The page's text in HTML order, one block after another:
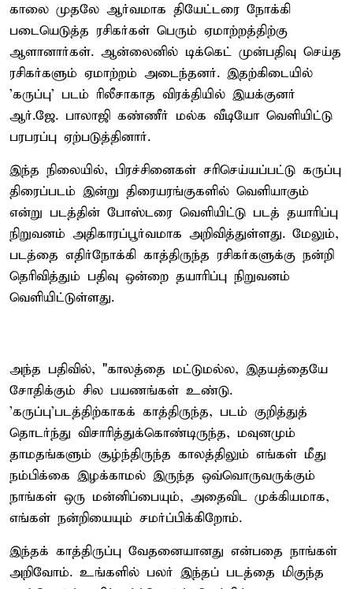
காலை முதலே ஆர்வமாக தியேட்டரை நோக்கி
படையெடுத்த ரசிகர்கள் பெரும் ஏமாற்றத்திற்கு
ஆளானார்கள். ஆன்லைனில் டிக்கெட் முன்பதிவு செய்த
ரசிகர்களும் ஏமாற்றம் அடைந்தனர். இதற்கிடையில்
'கருப்பு' படம் ரிலீசாகாத விரக்தியில் இயக்குனர்
ஆர்.ஜே. பாலாஜி கண்ணீர் மல்க வீடியோ வெளியிட்டு
பரபரப்பு ஏற்படுத்தினார்.
இந்த நிலையில், பிரச்சினைகள் சரிசெய்யப்பட்டு கருப்பு
திரைப்படம் இன்று திரையரங்குகளில் வெளியாகும்
என்று படத்தின் போஸ்டரை வெளியிட்டு படத் தயாரிப்பு
நிறுவனம் அதிகாரப்பூர்வமாக அறிவித்துள்ளது. மேலும்,
படத்தை எதிர்நோக்கி காத்திருந்த ரசிகர்களுக்கு நன்றி
தெரிவித்தும் பதிவு ஒன்றை தயாரிப்பு நிறுவனம்
வெளியிட்டுள்ளது.
அந்த பதிவில், "காலத்தை மட்டுமல்ல, இதயத்தையே
சோதிக்கும் சில பயணங்கள் உண்டு.
'கருப்பு'படத்திற்காகக் காத்திருந்த, படம் குறித்துத்
தொடர்ந்து விசாரித்துக்கொண்டிருந்த, மவுனமும்
தாமதங்களும் சூழ்ந்திருந்த காலத்திலும் எங்கள் மீது
நம்பிக்கை இழக்காமல் இருந்த ஒவ்வொருவருக்கும்
நாங்கள் ஒரு மன்னிப்பையும், அதைவிட முக்கியமாக,
எங்கள் நன்றியையும் சமர்ப்பிக்கிறோம்.
இந்தக் காத்திருப்பு வேதனையானது என்பதை நாங்கள்
அறிவோம். உங்களில் பலர் இந்தப் படத்தை மிகுந்த